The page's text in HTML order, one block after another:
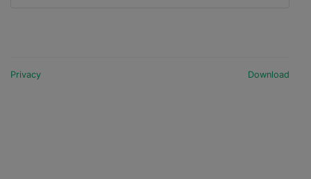
Privacy Download